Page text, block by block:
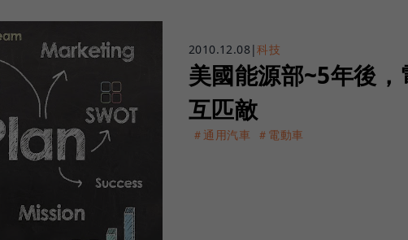
2010.12.08|科技
美國能源部~5年後
互匹敵
＃通用汽車 ＃電動車